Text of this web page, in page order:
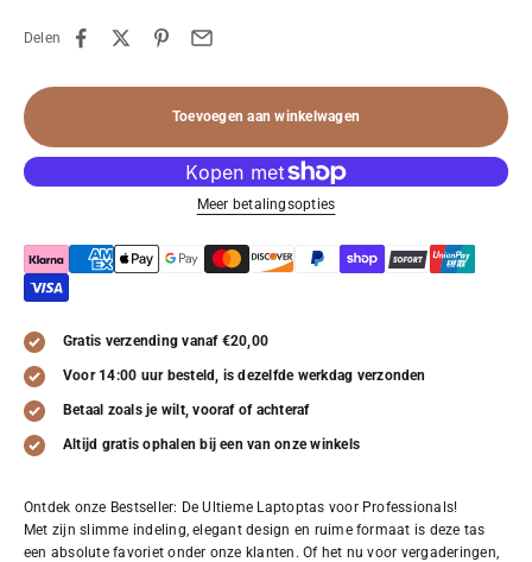
Delen
Toevoegen aan winkelwagen
Meer betalingsopties
Gratis verzending vanaf €20,00
Voor 14:00 uur besteld, is dezelfde werkdag verzonden
Betaal zoals je wilt, vooraf of achteraf
Altijd gratis ophalen bij een van onze winkels
Ontdek onze Bestseller: De Ultieme Laptoptas voor Professionals!
Met zijn slimme indeling, elegant design en ruime formaat is deze tas
een absolute favoriet onder onze klanten. Of het nu voor vergaderingen,